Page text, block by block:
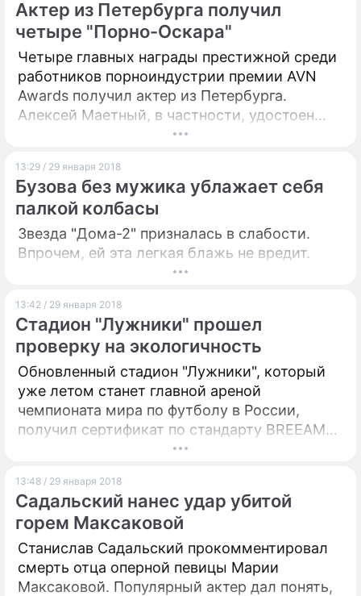
Актер из Петербурга получил
четыре "Порно-Оскара"
Четыре главных награды престижной среди
работников порноиндустрии премии AVN
Awards получил актер из Петербурга.
Алексей Маетный, в частности, удостоен
приза "Исполнитель года".
13:29 / 29 января 2018
Бузова без мужика ублажает себя
палкой колбасы
Звезда "Дома-2" призналась в слабости.
Впрочем, ей эта легкая блажь не вредит.
13:42 / 29 января 2018
Стадион "Лужники" прошел
проверку на экологичность
Обновленный стадион "Лужники", который
уже летом станет главной ареной
чемпионата мира по футболу в России,
получил сертификат по стандарту BREEAM
Bespoke – первому и наиболее популярному
зданий. Об этом рассказал глава
стройкомплекса Москвы Марат Хуснуллин.
13:48 / 29 января 2018
Садальский нанес удар убитой
горем Максаковой
Станислав Садальский прокомментировал
смерть отца оперной певицы Марии
Максаковой. Популярный актер дал понять,